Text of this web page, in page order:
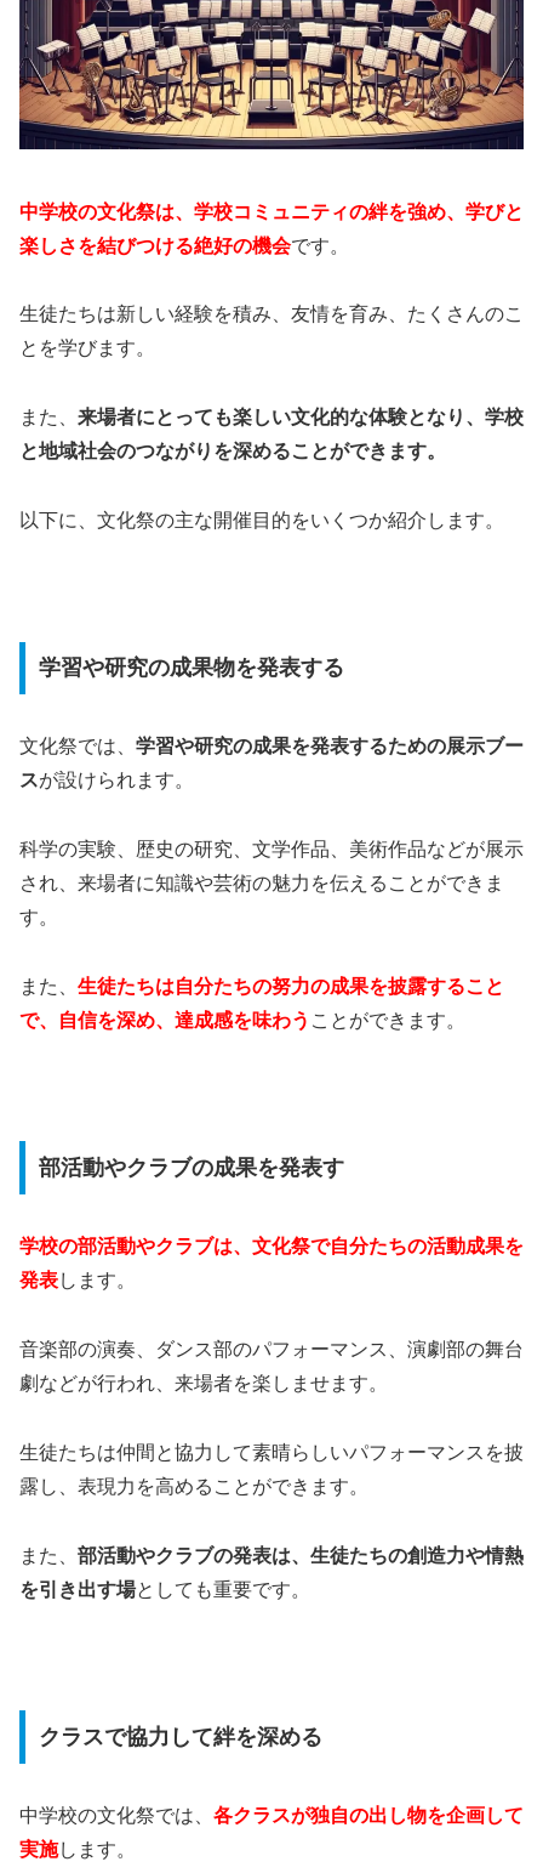
中学校の文化祭は、学校コミュニティの絆を強め、学びと
楽しさを結びつける絶好の機会です。
生徒たちは新しい経験を積み、友情を育み、たくさんのこ
とを学びます。
また、 来場者にとっても楽しい文化的な体験となり、学校
と地域社会のつながりを深めることができます。
以下に、文化祭の主な開催目的をいくつか紹介します。
学習や研究の成果物を発表する
文化祭では、 学習や研究の成果を発表するための展示ブー
スが設けられます。
科学の実験、歴史の研究、文学作品、美術作品などが展示
され、来場者に知識や芸術の魅力を伝えることができま
す。
また、 生徒たちは自分たちの努力の成果を披露すること
で、自信を深め、達成感を味わう ことができます。
部活動やクラブの成果を発表す
学校の部活動やクラブは、文化祭で自分たちの活動成果を
発表します。
音楽部の演奏、ダンス部のパフォーマンス、演劇部の舞台
劇などが行われ、来場者を楽しませます。
生徒たちは仲間と協力して素晴らしいパフォーマンスを披
露し、表現力を高めることができます。
また、 部活動やクラブの発表は、生徒たちの創造力や情熱
を引き出す場としても重要です。
クラスで協力して絆を深める
中学校の文化祭では、 各クラスが独自の出し物を企画して
実施します。